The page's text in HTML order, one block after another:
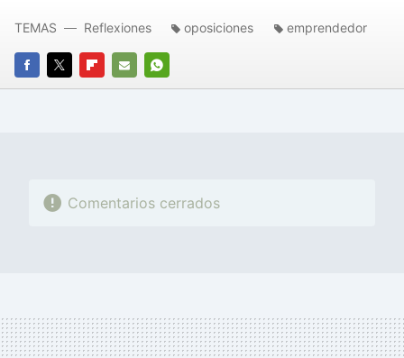
FACEBOOK
TWITTERFLIPBOARD
E-
WHATSAPP
TEMAS Reflexiones oposiciones emprendedor
Comentarios cerrados